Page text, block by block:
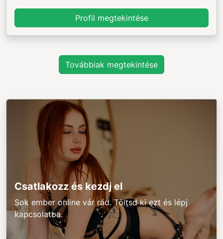
Profil megtekintése
Továbbiak megtekintése
Csatlakozz és kezdj el
Sok ember online vár rád. Töltsd ki ezt és lépj
kapcsolatba.